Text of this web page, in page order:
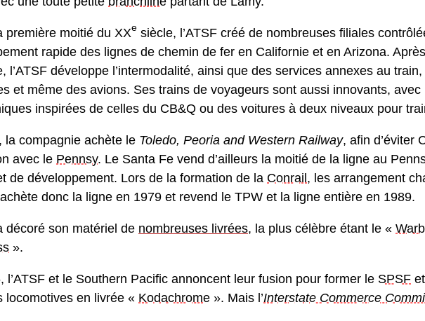
première moitié du XXe siècle, l’ATSF créé de nombreuses filiales
rapide des lignes de chemin de fer en Californie et en Arizona.
l’ATSF développe l’intermodalité, ainsi que des services annexes au
et même des avions. Ses trains de voyageurs sont aussi innovants,
inspirées de celles du CB&Q ou des voitures à deux niveaux pour
la compagnie achète le Toledo, Peoria and Western Railway, afin d’éviter
avec le Pennsy. Le Santa Fe vend d’ailleurs la moitié de la ligne au
de développement. Lors de la formation de la Conrail, les arrangement
donc la ligne en 1979 et revend le TPW et la ligne entière en 1989.
décoré son matériel de nombreuses livrées, la plus célèbre étant le «
».
l’ATSF et le Southern Pacific annoncent leur fusion pour former le SPSF
locomotives en livrée « Kodachrome ». Mais l’Interstate Commerce